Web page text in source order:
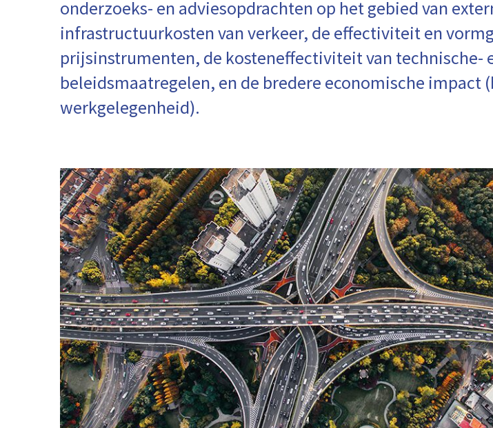
onderzoeks- en adviesopdrachten op het gebied van
infrastructuurkosten van verkeer, de effectiviteit en
prijsinstrumenten, de kosteneffectiviteit van technische-
beleidsmaatregelen, en de bredere economische impact
werkgelegenheid).